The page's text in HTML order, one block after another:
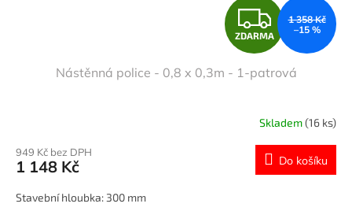
Z
D
A
R
M
A
ZDARMA
1 358 Kč
–15 %
Nástěnná police - 0,8 x 0,3m - 1-patrová
Skladem(16 ks)
949 Kč bez DPH
1 148 Kč Do košíku
Stavební hloubka: 300 mm